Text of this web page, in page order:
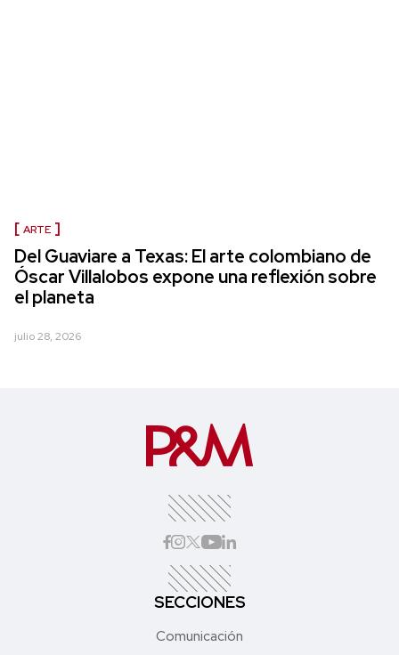
ARTE
Del Guaviare a Texas: El arte colombiano de
Óscar Villalobos expone una reflexión sobre
el planeta
julio 28, 2026
SECCIONES
Comunicación